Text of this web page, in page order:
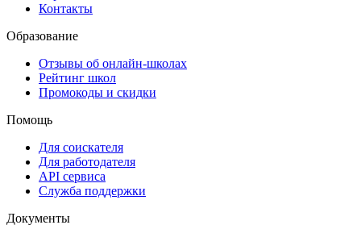
Контакты
Образование
Отзывы об онлайн-школах
Рейтинг школ
Промокоды и скидки
Помощь
Для соискателя
Для работодателя
API сервиса
Служба поддержки
Документы